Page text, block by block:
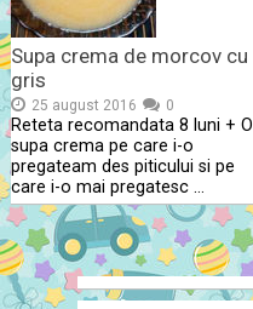
Supa crema de morcov cu
gris
25 august 2016 0
Reteta recomandata 8 luni + O
supa crema pe care i-o
pregateam des piticului si pe
care i-o mai pregatesc …